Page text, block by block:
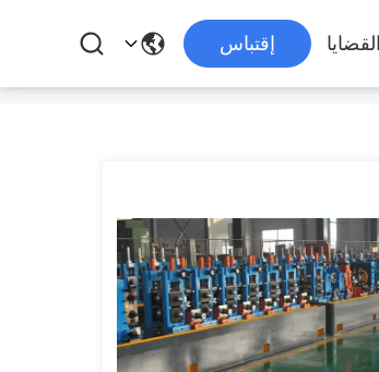
القضايا إقتباس